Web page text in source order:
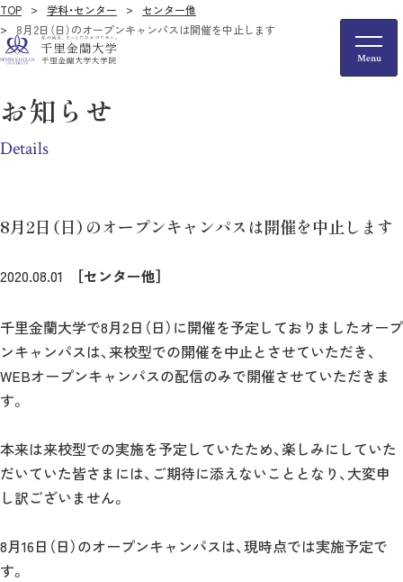
TOP 学科・センター
センター他
8月2日（日）のオープンキャンパスは開催を中止します
お知らせ
Details
8月2日（日）のオープンキャンパスは開催を中止します
2020.08.01 ［センター他］
千里金蘭大学で8月2日（日）に開催を予定しておりましたオープ
ンキャンパスは、来校型での開催を中止とさせていただき、
WEBオープンキャンパスの配信のみで開催させていただきま
す。
本来は来校型での実施を予定していたため、楽しみにしていた
だいていた皆さまには、ご期待に添えないこととなり、大変申
し訳ございません。
8月16日（日）のオープンキャンパスは、現時点では実施予定で
す。